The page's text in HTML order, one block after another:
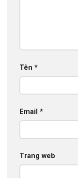
Tên *
Email *
Trang web